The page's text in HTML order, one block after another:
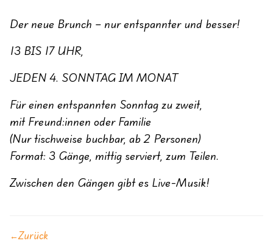
Der neue Brunch – nur entspannter und besser!
13 BIS 17 UHR,
JEDEN 4. SONNTAG IM MONAT
Für einen entspannten Sonntag zu zweit,
mit Freund:innen oder Familie
(Nur tischweise buchbar, ab 2 Personen)
Format: 3 Gänge, mittig serviert, zum Teilen.
Zwischen den Gängen gibt es Live-Musik!
←Zurück